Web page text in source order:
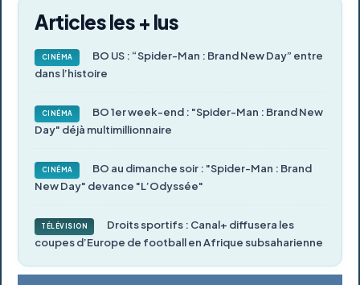
Articles les + lus
CINÉMA
BO US : “Spider-Man : Brand New Day” entre
dans l’histoire
CINÉMA
BO 1er week-end : "Spider-Man : Brand New
Day" déjà multimillionnaire
CINÉMA
BO au dimanche soir : "Spider-Man : Brand
New Day" devance "L’Odyssée"
TÉLÉVISION
Droits sportifs : Canal+ diffusera les
coupes d’Europe de football en Afrique subsaharienne